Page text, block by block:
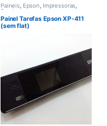
Paineis, Epson, Impressoras,
Seminovos
Painel Tarefas Epson XP-411
(sem flat)